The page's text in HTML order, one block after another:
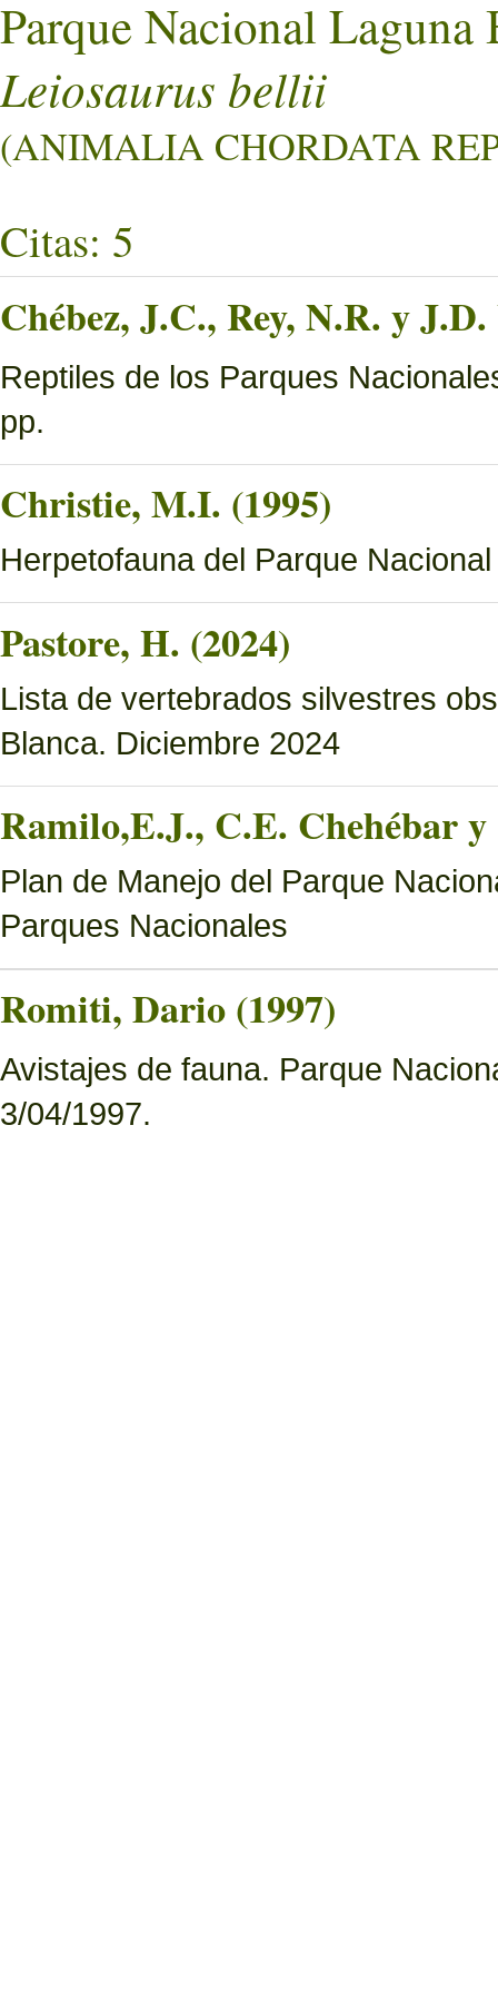
Parque Nacional Laguna
Leiosaurus bellii
(ANIMALIA CHORDATA
Citas: 5
Chébez, J.C., Rey, N.R. y
Reptiles de los Parques
pp.
Christie, M.I. (1995)
Herpetofauna del Parque
Pastore, H. (2024)
Lista de vertebrados silvestres
Blanca. Diciembre 2024
Ramilo,E.J., C.E. Chehébar
Plan de Manejo del Parque
Parques Nacionales
Romiti, Dario (1997)
Avistajes de fauna. Parque
3/04/1997.